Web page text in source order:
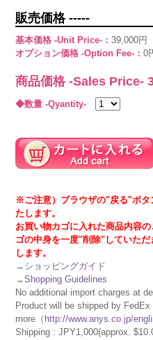
販売価格 -----
基本価格 -Unit Price-：39,000円
オプション価格 -Option Fee-：0
商品価格 -Sales Price-
◆数量 -Qyantity-
※ご注意）ブラウザの"戻る"ボタ
たします。
お買い物カゴに入れた商品内容
ゴの中身を一度"削除"していた
します。
→ ショッピングガイド
→Shopping Guidelines
No additional import charges at
Product will be shipped by
more（ http://www.anys.co.jp/
Shipping : JPY1,000(approx.